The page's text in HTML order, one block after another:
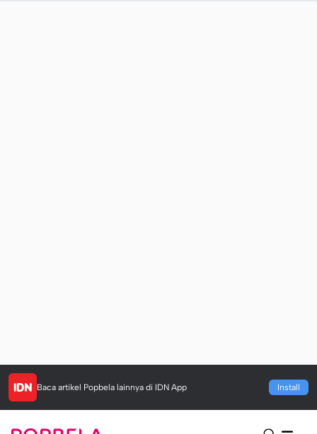
Baca artikel Popbela lainnya di IDN App Install